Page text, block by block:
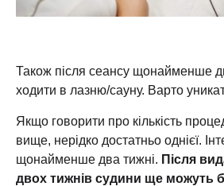
Також після сеансу щонайменше
ходити в лазню/сауну. Варто
Якщо говорити про кількість
вище, нерідко достатньо однієї.
щонайменше два тижні. Після
двох тижнів судини ще можуть